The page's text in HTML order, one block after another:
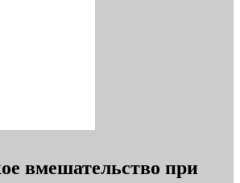
вмешательство при